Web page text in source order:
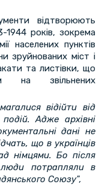
відтворюють
1944 років, зокрема
населених пунктів
зруйнованих міст і
та листівки, що
на звільнених
відійти від
Адже архівні
дані не
що в українців
німцями. Бо після
люди потрапляли в
Союзу",